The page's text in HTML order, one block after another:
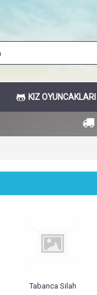
KIZ OYUNCAKLARI
Tabanca Silah